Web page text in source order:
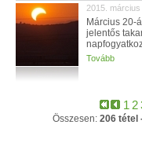
2015.
Március 20-
jelentős
Tovább
1 2
Összesen: 206 tétel